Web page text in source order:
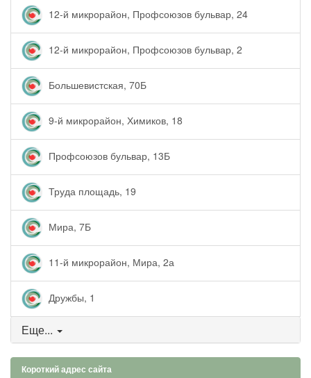
12-й микрорайон, Профсоюзов бульвар, 24
12-й микрорайон, Профсоюзов бульвар, 2
Большевистская, 70Б
9-й микрорайон, Химиков, 18
Профсоюзов бульвар, 13Б
Труда площадь, 19
Мира, 7Б
11-й микрорайон, Мира, 2а
Дружбы, 1
Еще...
Короткий адрес сайта